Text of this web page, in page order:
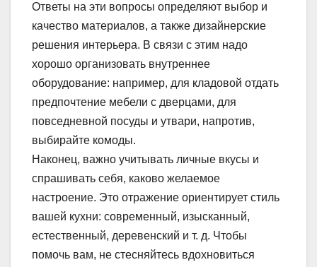
Ответы на эти вопросы определяют выбор и
качество материалов, а также дизайнерские
решения интерьера. В связи с этим надо
хорошо организовать внутреннее
оборудование: например, для кладовой отдать
предпочтение мебели с дверцами, для
повседневной посуды и утвари, напротив,
выбирайте комоды.
Наконец, важно учитывать личные вкусы и
спрашивать себя, каково желаемое
настроение. Это отражение ориентирует стиль
вашей кухни: современный, изысканный,
естественный, деревенский и т. д. Чтобы
помочь вам, не стесняйтесь вдохновиться